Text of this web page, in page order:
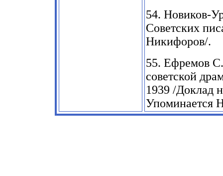
54. Новиков-
Советских
Никифоров/.
55. Ефремов
советской
1939 /Доклад
Упоминается